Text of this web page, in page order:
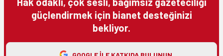
güçlendirmek için bianet desteğinizi
bekliyor.